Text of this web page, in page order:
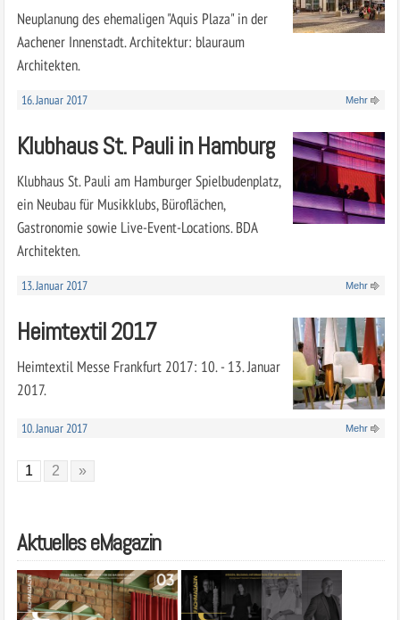
Neuplanung des ehemaligen "Aquis Plaza" in der
Aachener Innenstadt. Architektur: blauraum
Architekten.
16. Januar 2017 Mehr
Klubhaus St. Pauli in Hamburg
Klubhaus St. Pauli am Hamburger Spielbudenplatz,
ein Neubau für Musikklubs, Büroflächen,
Gastronomie sowie Live-Event-Locations. BDA
Architekten.
13. Januar 2017 Mehr
Heimtextil 2017
Heimtextil Messe Frankfurt 2017: 10. - 13. Januar
2017.
10. Januar 2017 Mehr
1 2 »
Aktuelles eMagazin